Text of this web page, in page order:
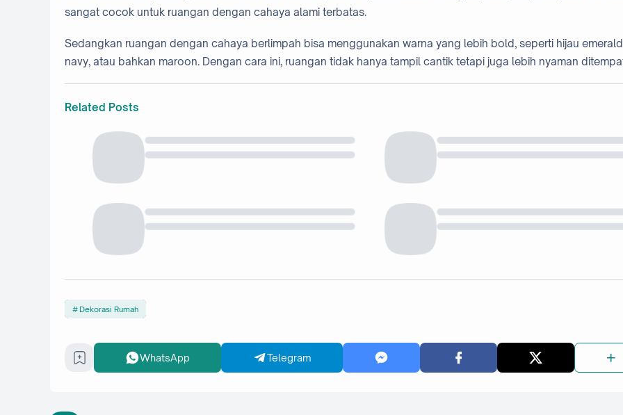
sangat cocok untuk ruangan dengan cahaya alami terbatas.
Sedangkan ruangan dengan cahaya berlimpah bisa menggunakan warna yang lebih bold, seperti hijau
navy, atau bahkan maroon. Dengan cara ini, ruangan tidak hanya tampil cantik tetapi juga lebih nyaman
Related Posts
Dekorasi Rumah
WhatsApp Telegram